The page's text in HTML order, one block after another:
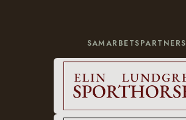
SAMARBETSPARTNERS